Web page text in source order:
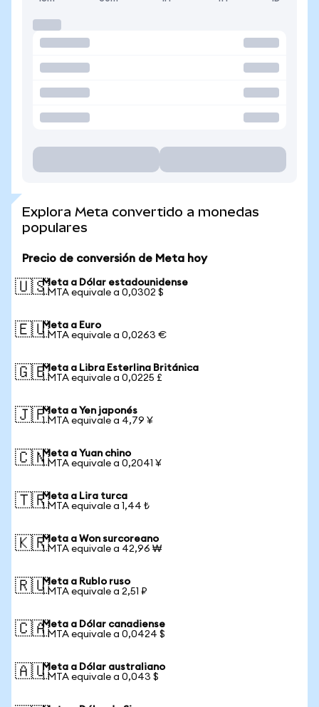
Explora Meta convertido a monedas
populares
Precio de conversión de Meta hoy
🇺🇸Meta a Dólar estadounidense
1 MTA equivale a 0,0302 $
🇪🇺Meta a Euro
1 MTA equivale a 0,0263 €
🇬🇧Meta a Libra Esterlina Británica
1 MTA equivale a 0,0225 £
🇯🇵Meta a Yen japonés
1 MTA equivale a 4,79 ¥
🇨🇳Meta a Yuan chino
1 MTA equivale a 0,2041 ¥
🇹🇷Meta a Lira turca
1 MTA equivale a 1,44 ₺
🇰🇷Meta a Won surcoreano
1 MTA equivale a 42,96 ₩
🇷🇺Meta a Rublo ruso
1 MTA equivale a 2,51 ₽
🇨🇦Meta a Dólar canadiense
1 MTA equivale a 0,0424 $
🇦🇺Meta a Dólar australiano
1 MTA equivale a 0,043 $